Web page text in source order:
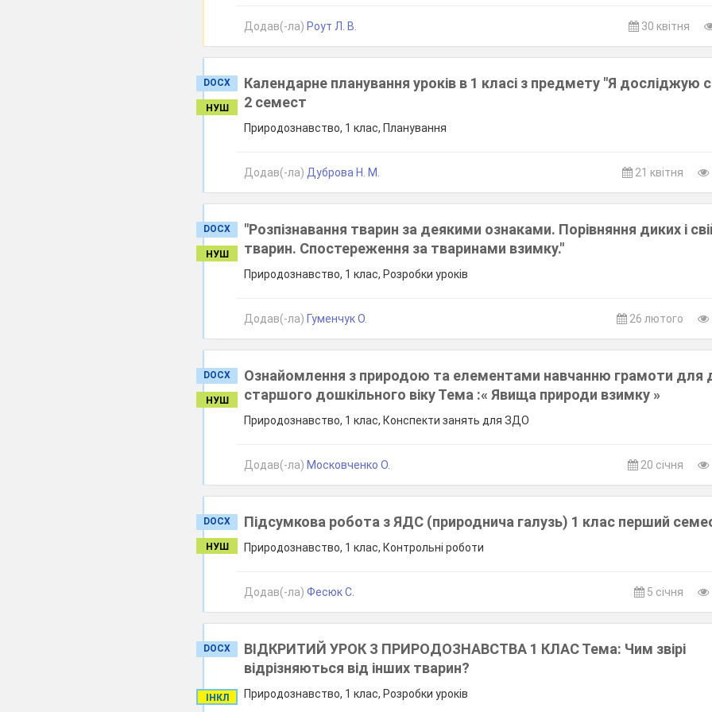
Додав(-ла) Роут Л. В. 30 квітня
DOCX
НУШ
Календарне планування уроків в 1 класі з предмету "Я досліджую
2 семест
Природознавство, 1 клас, Планування
Додав(-ла) Дуброва Н. М. 21 квітня
DOCX
НУШ
"Розпізнавання тварин за деякими ознаками. Порівняння диких і
тварин. Спостереження за тваринами взимку."
Природознавство, 1 клас, Розробки уроків
Додав(-ла) Гуменчук О. 26 лютого
DOCX
НУШ
Ознайомлення з природою та елементами навчанню грамоти для
старшого дошкільного віку Тема :« Явища природи взимку »
Природознавство, 1 клас, Конспекти занять для ЗДО
Додав(-ла) Московченко О. 20 січня
DOCX
НУШ
Підсумкова робота з ЯДС (природнича галузь) 1 клас перший
Природознавство, 1 клас, Контрольні роботи
Додав(-ла)Фесюк С. 5 січня
DOCX
ІНКЛ
ВІДКРИТИЙ УРОК З ПРИРОДОЗНАВСТВА 1 КЛАС Тема: Чим звірі
відрізняються від інших тварин?
Природознавство, 1 клас, Розробки уроків